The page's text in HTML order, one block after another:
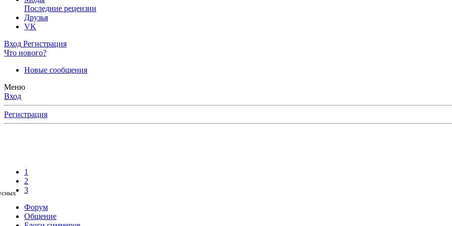
Последние рецензии
Друзья
VK
Вход Регистрация
Что нового?
Новые сообщения
Меню
Вход
Регистрация
1
2
3
Форум
Общение